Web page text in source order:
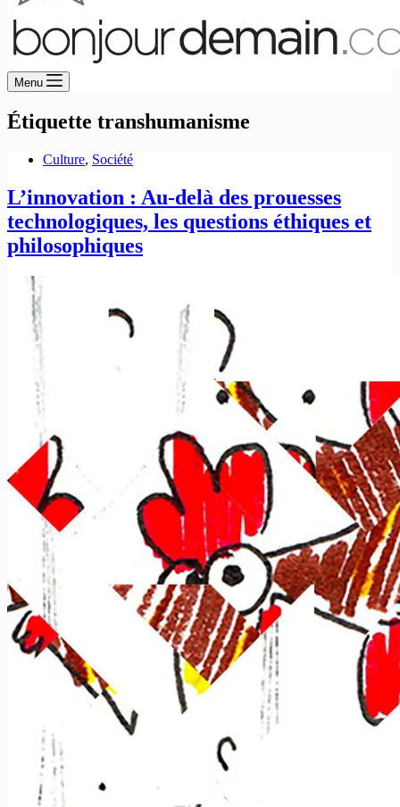
Menu
Étiquette transhumanisme
Culture, Société
L’innovation : Au-delà des prouesses
technologiques, les questions éthiques et
philosophiques